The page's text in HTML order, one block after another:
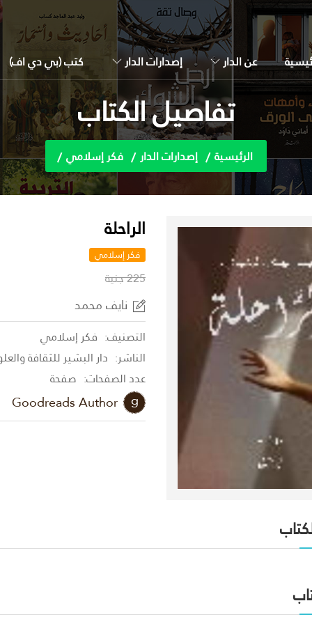
عن الدار إصدارات الدار كتب (بي دي اف)
تفاصيل الكتاب
الرئيسية إصدارات الدار فكر إسلامي
الراحلة
فكر إسلامي
225 جنية
نايف محمد
التصنيف: فكر إسلامي
الناشر: دار البشير للثقافة
عدد الصفحات: صفحة
Goodreads Author